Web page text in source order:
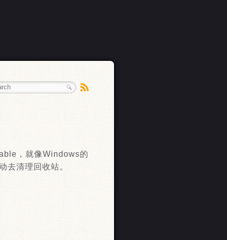
，就像Windows的
去清理回收站。